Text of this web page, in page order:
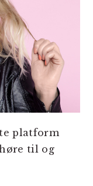
platform
til og